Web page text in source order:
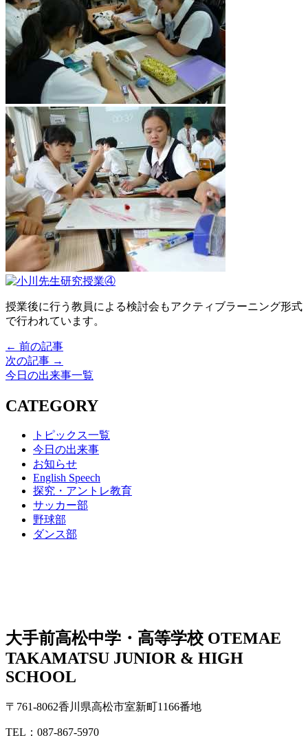
授業後に行う教員による検討会もアクティブラーニング形式
で行われています。
← 前の記事
次の記事 →
今日の出来事一覧
CATEGORY
トピックス一覧
今日の出来事
お知らせ
English Speech
探究・アントレ教育
サッカー部
野球部
ダンス部
大手前高松中学・高等学校 OTEMAE
TAKAMATSU JUNIOR & HIGH
SCHOOL
〒761-8062香川県高松市室新町1166番地
TEL：087-867-5970